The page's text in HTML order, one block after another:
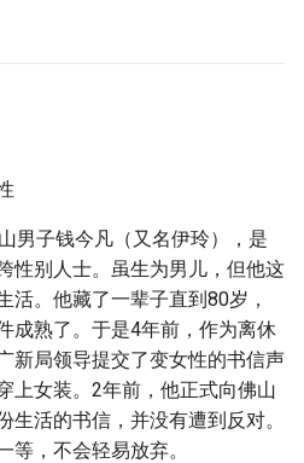
男子钱今凡（又名伊玲），是
性别人士。虽生为男儿，但他这
活。他藏了一辈子直到80岁，
成熟了。于是4年前，作为离休
新局领导提交了变女性的书信声
上女装。2年前，他正式向佛山
生活的书信，并没有遭到反对。
等，不会轻易放弃。